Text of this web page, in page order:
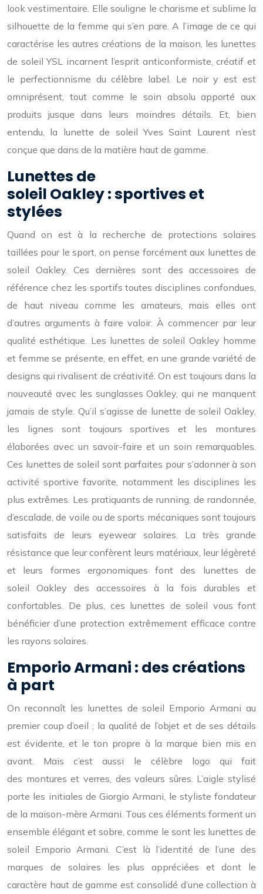
look vestimentaire. Elle souligne le charisme et sublime la
silhouette de la femme qui s’en pare. A l’image de ce qui
caractérise les autres créations de la maison, les lunettes
de soleil YSL incarnent l’esprit anticonformiste, créatif et
le perfectionnisme du célèbre label. Le noir y est est
omniprésent, tout comme le soin absolu apporté aux
produits jusque dans leurs moindres détails. Et, bien
entendu, la lunette de soleil Yves Saint Laurent n’est
conçue que dans de la matière haut de gamme.
Lunettes de
soleil Oakley : sportives et
stylées
Quand on est à la recherche de protections solaires
taillées pour le sport, on pense forcément aux lunettes de
soleil Oakley. Ces dernières sont des accessoires de
référence chez les sportifs toutes disciplines confondues,
de haut niveau comme les amateurs, mais elles ont
d’autres arguments à faire valoir. À commencer par leur
qualité esthétique. Les lunettes de soleil Oakley homme
et femme se présente, en effet, en une grande variété de
designs qui rivalisent de créativité. On est toujours dans la
nouveauté avec les sunglasses Oakley, qui ne manquent
jamais de style. Qu’il s’agisse de lunette de soleil Oakley,
les lignes sont toujours sportives et les montures
élaborées avec un savoir-faire et un soin remarquables.
Ces lunettes de soleil sont parfaites pour s’adonner à son
activité sportive favorite, notamment les disciplines les
plus extrêmes. Les pratiquants de running, de randonnée,
d’escalade, de voile ou de sports mécaniques sont toujours
satisfaits de leurs eyewear solaires. La très grande
résistance que leur confèrent leurs matériaux, leur légèreté
et leurs formes ergonomiques font des lunettes de
soleil Oakley des accessoires à la fois durables et
confortables. De plus, ces lunettes de soleil vous font
bénéficier d’une protection extrêmement efficace contre
les rayons solaires.
Emporio Armani : des créations
à part
On reconnaît les lunettes de soleil Emporio Armani au
premier coup d’oeil ; la qualité de l’objet et de ses détails
est évidente, et le ton propre à la marque bien mis en
avant. Mais c’est aussi le célèbre logo qui fait
des montures et verres, des valeurs sûres. L’aigle stylisé
porte les initiales de Giorgio Armani, le styliste fondateur
de la maison-mère Armani. Tous ces éléments forment un
ensemble élégant et sobre, comme le sont les lunettes de
soleil Emporio Armani. C’est là l’identité de l’une des
marques de solaires les plus appréciées et dont le
caractère haut de gamme est consolidé d’une collection à